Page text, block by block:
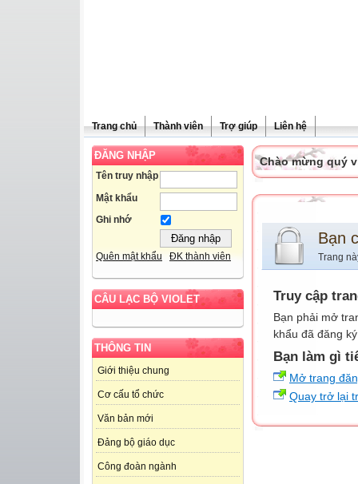
Trang chủ Thành viên Trợ giúp Liên hệ
ĐĂNG NHẬP
Tên truy nhập
Mật khẩu
Ghi nhớ
Quên mật khẩu ĐK thành viên
CÂU LẠC BỘ VIOLET
THÔNG TIN
Giới thiệu chung
Cơ cấu tổ chức
Văn bản mới
Đảng bộ giáo dục
Công đoàn ngành
Chào mừng quý
Bạn
Trang
Truy cập
Bạn phải mở
khẩu đã đăng
Bạn làm gì
Mở trang
Quay trở lại